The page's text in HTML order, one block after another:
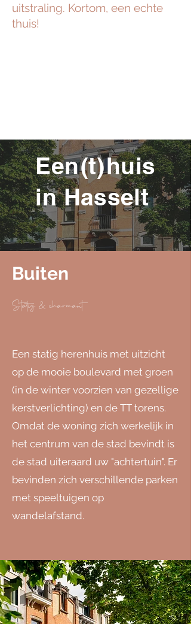
uitstraling. Kortom, een echte
thuis!
Een huis
in Hasselt
(t)
Buiten
Statig & charmant
Een statig herenhuis met uitzicht
op de mooie boulevard met groen
(in de winter voorzien van gezellige
kerstverlichting) en de TT torens.
Omdat de woning zich werkelijk in
het centrum van de stad bevindt is
de stad uiteraard uw "achtertuin". Er
bevinden zich verschillende parken
met speeltuigen op
wandelafstand.